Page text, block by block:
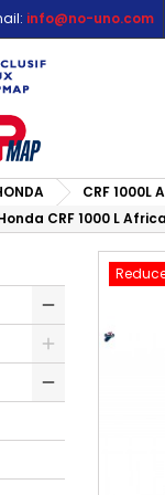
info@no-uno.com
CRF 1000L
CRF 1000 L